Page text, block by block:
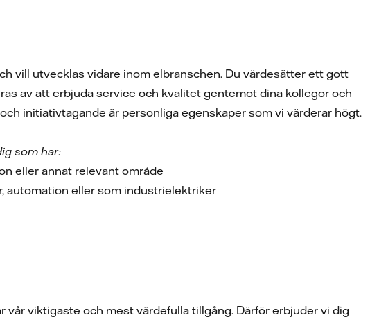
vill utvecklas vidare inom elbranschen. Du värdesätter ett gott
av att erbjuda service och kvalitet gentemot dina kollegor och
initiativtagande är personliga egenskaper som vi värderar högt.
som har:
eller annat relevant område
automation eller som industrielektriker
viktigaste och mest värdefulla tillgång. Därför erbjuder vi dig